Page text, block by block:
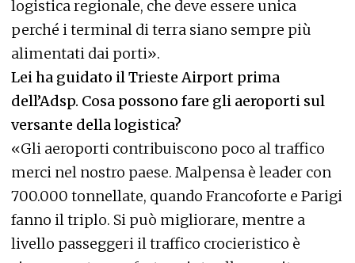
logistica regionale, che deve essere unica
perché i terminal di terra siano sempre più
alimentati dai porti».
Lei ha guidato il Trieste Airport prima
dell’Adsp. Cosa possono fare gli aeroporti sul
versante della logistica?
«Gli aeroporti contribuiscono poco al traffico
merci nel nostro paese. Malpensa è leader con
700.000 tonnellate, quando Francoforte e Parigi
fanno il triplo. Si può migliorare, mentre a
livello passeggeri il traffico crocieristico è